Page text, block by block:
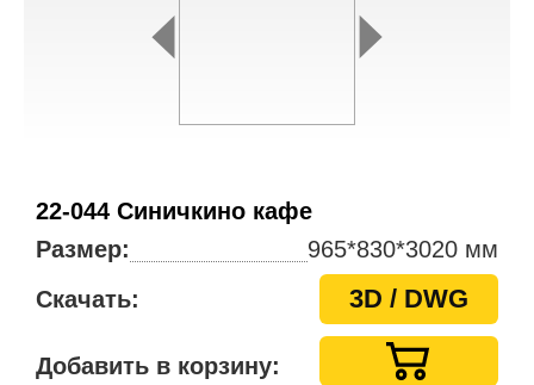
22-044 Синичкино кафе
Размер:
965*830*3020 мм
Скачать:
3D / DWG
Добавить в корзину: